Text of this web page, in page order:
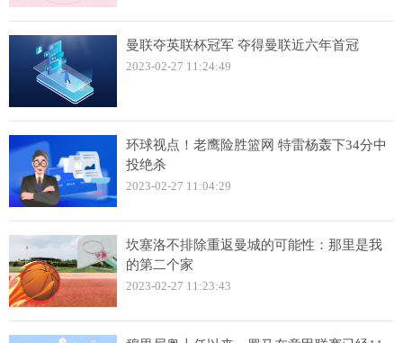
曼联夺英联杯冠军 夺得曼联近六年首冠
2023-02-27 11:24:49
环球视点！老鹰险胜篮网 特雷杨轰下34分中
投绝杀
2023-02-27 11:04:29
坎塞洛不排除重返曼城的可能性：那里是我
的第二个家
2023-02-27 11:23:43